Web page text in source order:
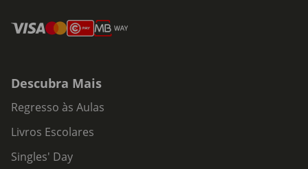
Descubra Mais
Regresso às Aulas
Livros Escolares
Singles' Day